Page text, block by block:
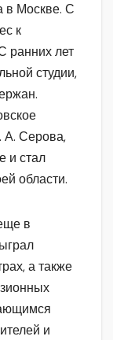
в Москве. С
к
ранних лет
студии,
А. Серова,
и стал
области.
в
а также
и